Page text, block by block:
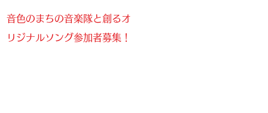
音色のまちの音楽隊と創るオ
リジナルソング参加者募集！